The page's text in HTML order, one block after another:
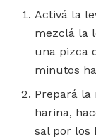
Activá la
mezclá la
una pizca
minutos
Prepará la
harina,
sal por los